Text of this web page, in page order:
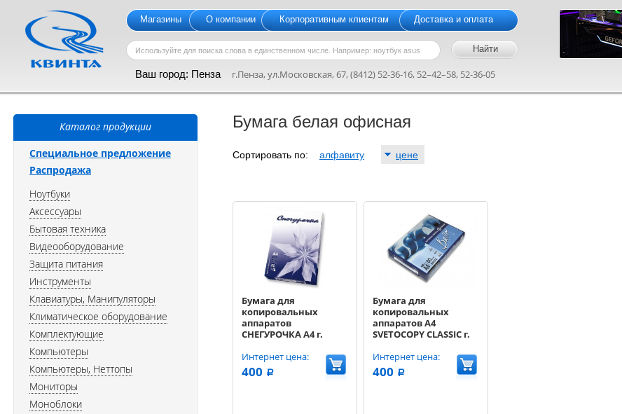
Магазины О компании Корпоративным клиентам Доставка и оплата
Ваш город: Пенза г.Пенза, ул.Московская, 67, (8412) 52-36-16, 52–42–58, 52-36-05
Бумага белая офисная
Сортировать по: алфавиту цене
Бумага для
копировальных
аппаратов
СНЕГУРОЧКА A4 г.
500листов
Интернет цена:
400 a
Бумага для
копировальных
аппаратов A4
SVETOCOPY CLASSIC г.
листов
Интернет цена:
400 a
Каталог продукции
Специальное предложение
Распродажа
Ноутбуки
Аксессуары
Бытовая техника
Видеооборудование
Защита питания
Инструменты
Клавиатуры, Манипуляторы
Климатическое оборудование
Комплектующие
Компьютеры
Компьютеры, Неттопы
Мониторы
Моноблоки